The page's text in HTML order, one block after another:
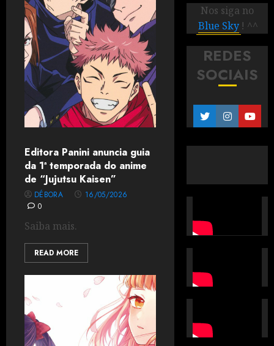
Editora Panini anuncia guia
da 1ª temporada do anime
de “Jujutsu Kaisen”
DÉBORA
16/05/2026
0
Saiba mais.
READ MORE
Nos siga no
Blue Sky ! ^^
REDES
SOCIAIS